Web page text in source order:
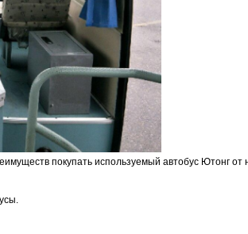
покупать используемый автобус Ютонг от